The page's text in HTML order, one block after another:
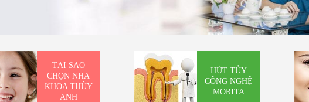
TẠI SAO
CHỌN NHA
KHOA THÙY
ANH
HÚT TỦY
CÔNG NGHỆ
MORITA